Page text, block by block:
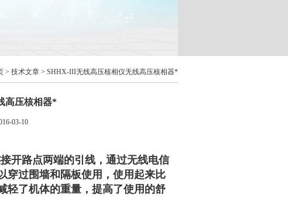
> 技术文章 > SHHX-III无线高压核相仪无线高压核相器*
高压核相器*
03-10
开路点两端的引线，通过无线电信
穿过围墙和隔板使用，使用起来比
轻了机体的重量，提高了使用的舒